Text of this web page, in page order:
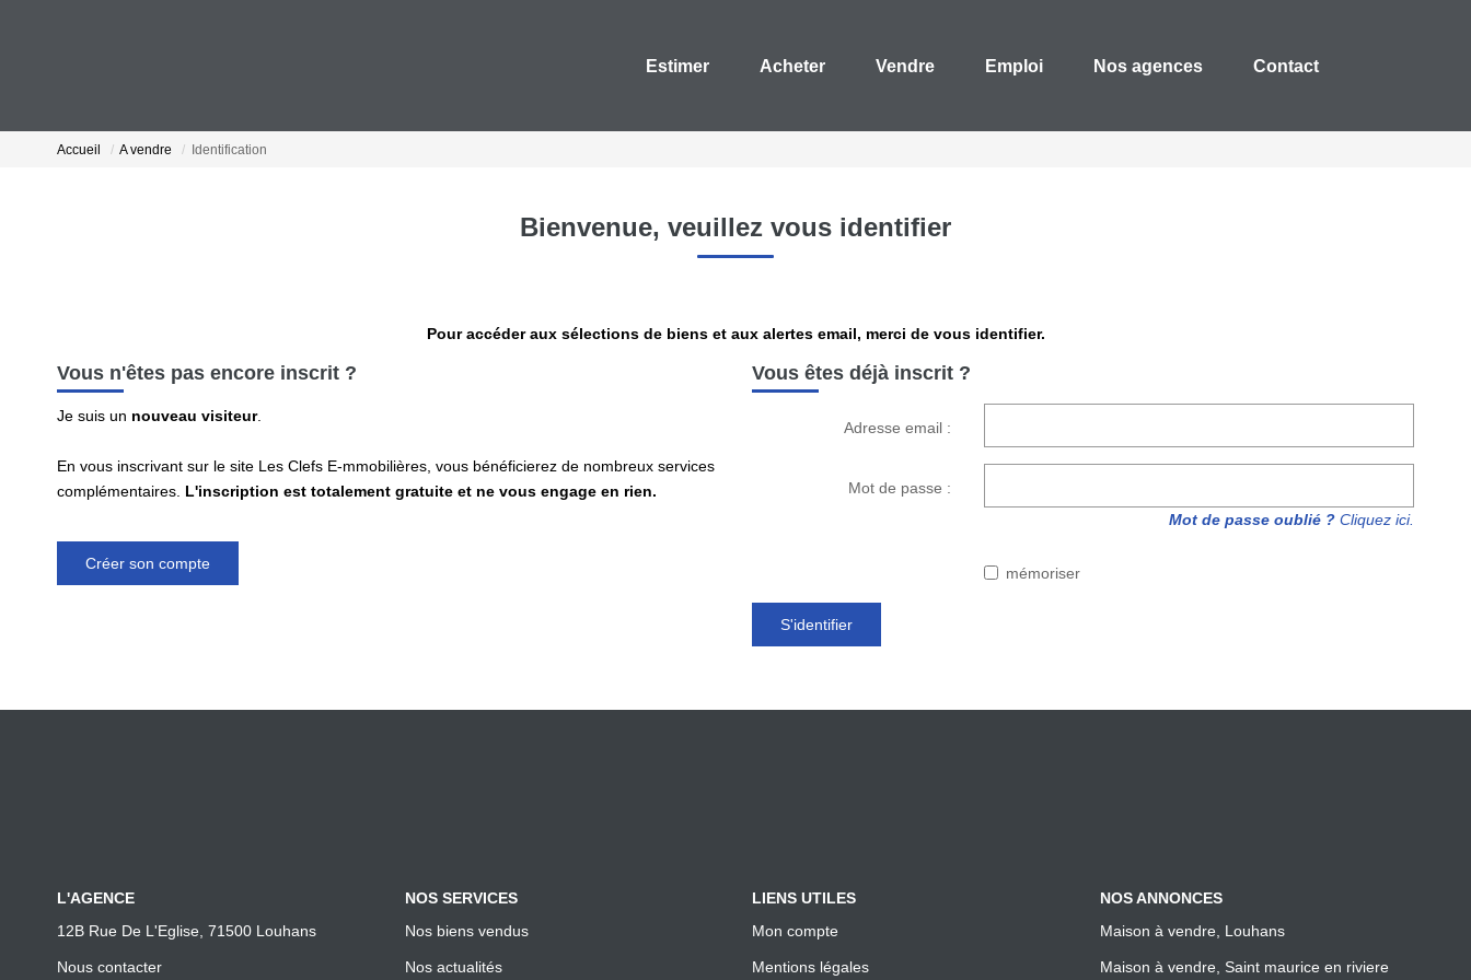
Estimer Acheter Vendre Emploi Nos agences Contact
Accueil A vendre Identification
Bienvenue, veuillez vous identifier
Pour accéder aux sélections de biens et aux alertes email, merci de vous identifier.
Vous n'êtes pas encore inscrit ?
Je suis un nouveau visiteur.
En vous inscrivant sur le site Les Clefs E-mmobilières, vous bénéficierez de nombreux services
complémentaires. L'inscription est totalement gratuite et ne vous engage en rien.
Créer son compte
Vous êtes déjà inscrit ?
Adresse email :
Mot de passe :
Mot de passe oublié ?Cliquez ici.
mémoriser
S'identifier
L'AGENCE
12B Rue De L'Eglise, 71500 Louhans
Nous contacter
NOS SERVICES
Nos biens vendus
Nos actualités
LIENS UTILES
Mon compte
Mentions légales
NOS ANNONCES
Maison à vendre, Louhans
Maison à vendre, Saint maurice en riviere